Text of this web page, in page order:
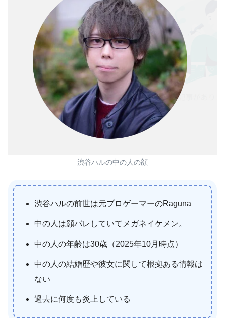
渋谷ハルの中の人の顔
渋谷ハルの前世は元プロゲーマーのRaguna
中の人は顔バレしていてメガネイケメン。
中の人の年齢は30歳（2025年10月時点）
中の人の結婚歴や彼女に関して根拠ある情報は
ない
過去に何度も炎上している